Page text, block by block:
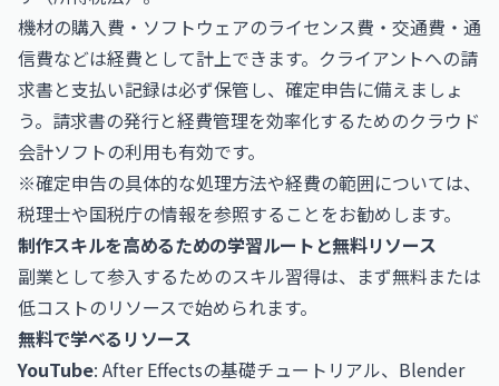
機材の購入費・ソフトウェアのライセンス費・交通費・通
信費などは経費として計上できます。クライアントへの請
求書と支払い記録は必ず保管し、確定申告に備えましょ
う。請求書の発行と経費管理を効率化するためのクラウド
会計ソフトの利用も有効です。
※確定申告の具体的な処理方法や経費の範囲については、
税理士や国税庁の情報を参照することをお勧めします。
制作スキルを高めるための学習ルートと無料リソース
副業として参入するためのスキル習得は、まず無料または
低コストのリソースで始められます。
無料で学べるリソース
YouTube: After Effectsの基礎チュートリアル、Blender